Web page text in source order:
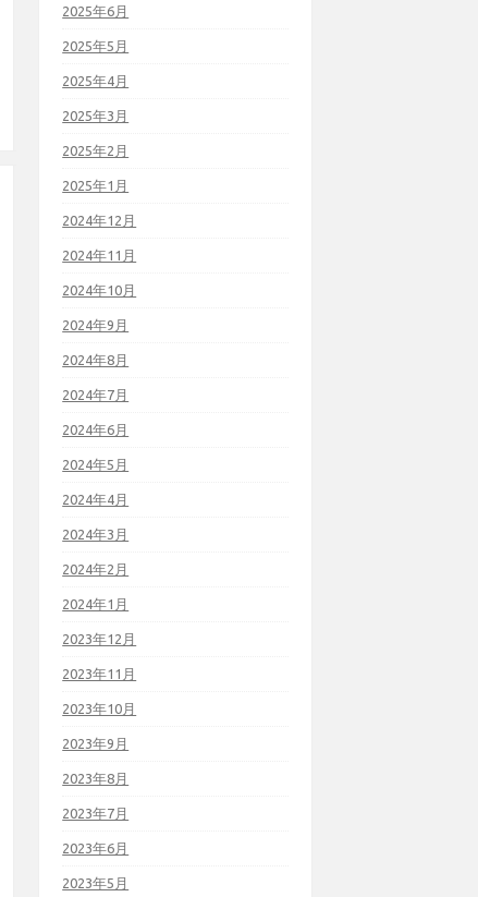
2025年6月
2025年5月
2025年4月
2025年3月
2025年2月
2025年1月
2024年12月
2024年11月
2024年10月
2024年9月
2024年8月
2024年7月
2024年6月
2024年5月
2024年4月
2024年3月
2024年2月
2024年1月
2023年12月
2023年11月
2023年10月
2023年9月
2023年8月
2023年7月
2023年6月
2023年5月